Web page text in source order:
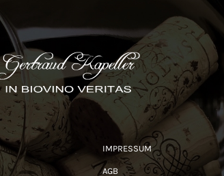
IMPRESSUM
AGB